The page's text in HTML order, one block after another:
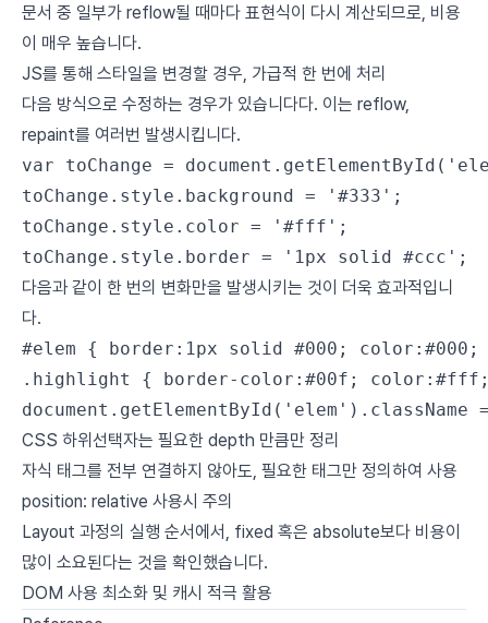
문서 중 일부가 reflow될 때마다 표현식이 다시 계산되므로, 비용
이 매우 높습니다.
JS를 통해 스타일을 변경할 경우, 가급적 한 번에 처리
다음 방식으로 수정하는 경우가 있습니다다. 이는 reflow,
repaint를 여러번 발생시킵니다.
var toChange = document. getElementById (
toChange.style.background = '#333' ;
toChange.style.color = '#fff' ;
toChange.style.border = '1px solid #ccc' ;
다음과 같이 한 번의 변화만을 발생시키는 것이 더욱 효과적입니
다.
#elem { border : 1 px solid #000 ; color : #000
.highlight
{ border-color : #00f ; color : #fff
document. getElementById ( 'elem' ).className
CSS 하위선택자는 필요한 depth 만큼만 정리
자식 태그를 전부 연결하지 않아도, 필요한 태그만 정의하여 사용
position: relative 사용시 주의
Layout 과정의 실행 순서에서, fixed 혹은 absolute보다 비용이
많이 소요된다는 것을 확인했습니다.
DOM 사용 최소화 및 캐시 적극 활용